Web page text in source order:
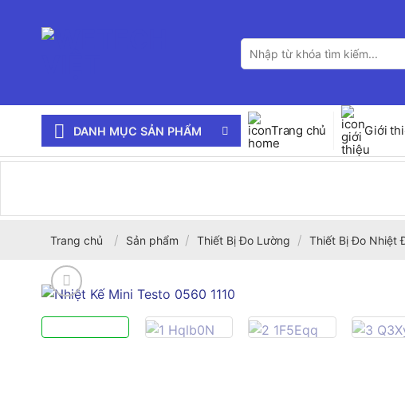
Tìm
kiếm:
DANH MỤC SẢN PHẨM Trang chủ Giới
Trang chủ / Sản phẩm / Thiết Bị Đo Lường / Thiết Bị Đo Nhiệt